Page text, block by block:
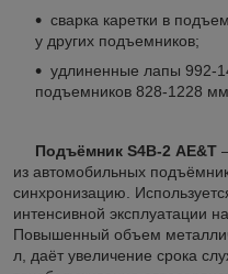
сварка каретки в
у других подъемников;
удлиненные лапы 992-
подъемников 828-1228 мм.
Подъёмник S4B-2 AE&T
из автомобильных
синхронизацию.
интенсивной эксплуатации
Повышенный объем
л, даёт увеличение срока